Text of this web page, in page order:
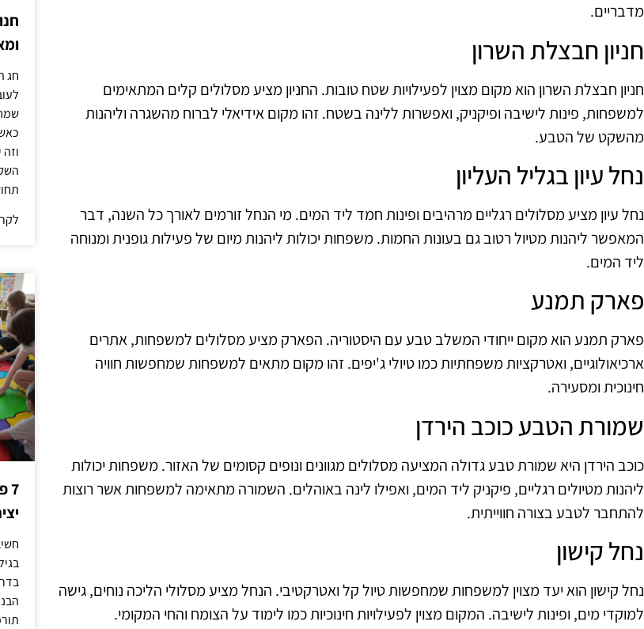
מדבריים.
חניון חבצלת השרון
חניון חבצלת השרון הוא מקום מצוין לפעילויות שטח טובות. החניון מציע מסלולים קלים המתאימים
למשפחות, פינות לישיבה ופיקניק, ואפשרות ללינה בשטח. זהו מקום אידיאלי לברוח מהשגרה וליהנות
מהשקט של הטבע.
נחל עיון בגליל העליון
נחל עיון מציע מסלולים רגליים מרהיבים ופינות חמד ליד המים. מי הנחל זורמים לאורך כל השנה, דבר
המאפשר ליהנות מטיול רטוב גם בעונות החמות. משפחות יכולות ליהנות מיום של פעילות גופנית ומנוחה
ליד המים.
פארק תמנע
פארק תמנע הוא מקום ייחודי המשלב טבע עם היסטוריה. הפארק מציע מסלולים למשפחות, אתרים
ארכיאולוגיים, ואטרקציות משפחתיות כמו טיולי ג'יפים. זהו מקום מתאים למשפחות שמחפשות חוויה
חינוכית ומסעירה.
שמורת הטבע כוכב הירדן
כוכב הירדן היא שמורת טבע גדולה המציעה מסלולים מגוונים ונופים קסומים של האזור. משפחות יכולות
ליהנות מטיולים רגליים, פיקניק ליד המים, ואפילו לינה באוהלים. השמורה מתאימה למשפחות אשר רוצות
להתחבר לטבע בצורה חווייתית.
נחל קישון
נחל קישון הוא יעד מצוין למשפחות שמחפשות טיול קל ואטרקטיבי. הנחל מציע מסלולי הליכה נוחים, גישה
למוקדי מים, ופינות לישיבה. המקום מצוין לפעילויות חינוכיות כמו לימוד על הצומח והחי המקומי.
חג
7